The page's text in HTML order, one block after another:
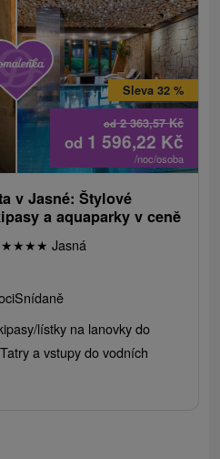
od2 363,57Kč
Sleva 32 %
od 1 596,22 Kč
/noc/osoba
v Jasné: Štylové
a aquaparky v ceně
★★★★ Jasná
Snídaně
lístky na lanovky do
a vstupy do vodních